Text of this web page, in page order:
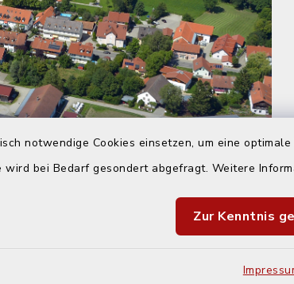
notwendige Cookies einsetzen, um eine
wird bei Bedarf gesondert abgefragt. Weitere
Zur Kenntnis